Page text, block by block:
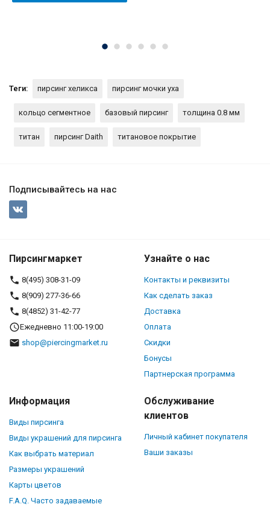
Теги: пирсинг хеликса пирсинг мочки уха
кольцо сегментное базовый пирсинг толщина 0.8 мм
титан пирсинг Daith титановое покрытие
Подписывайтесь на нас
Пирсингмаркет
8(495) 308-31-09
8(909) 277-36-66
8(4852) 31-42-77
Ежедневно 11:00-19:00
shop@piercingmarket.ru
Узнайте о нас
Контакты и реквизиты
Как сделать заказ
Доставка
Оплата
Скидки
Бонусы
Партнерская программа
Информация
Виды пирсинга
Виды украшений для пирсинга
Как выбрать материал
Размеры украшений
Карты цветов
F.A.Q. Часто задаваемые
Обслуживание
клиентов
Личный кабинет покупателя
Ваши заказы